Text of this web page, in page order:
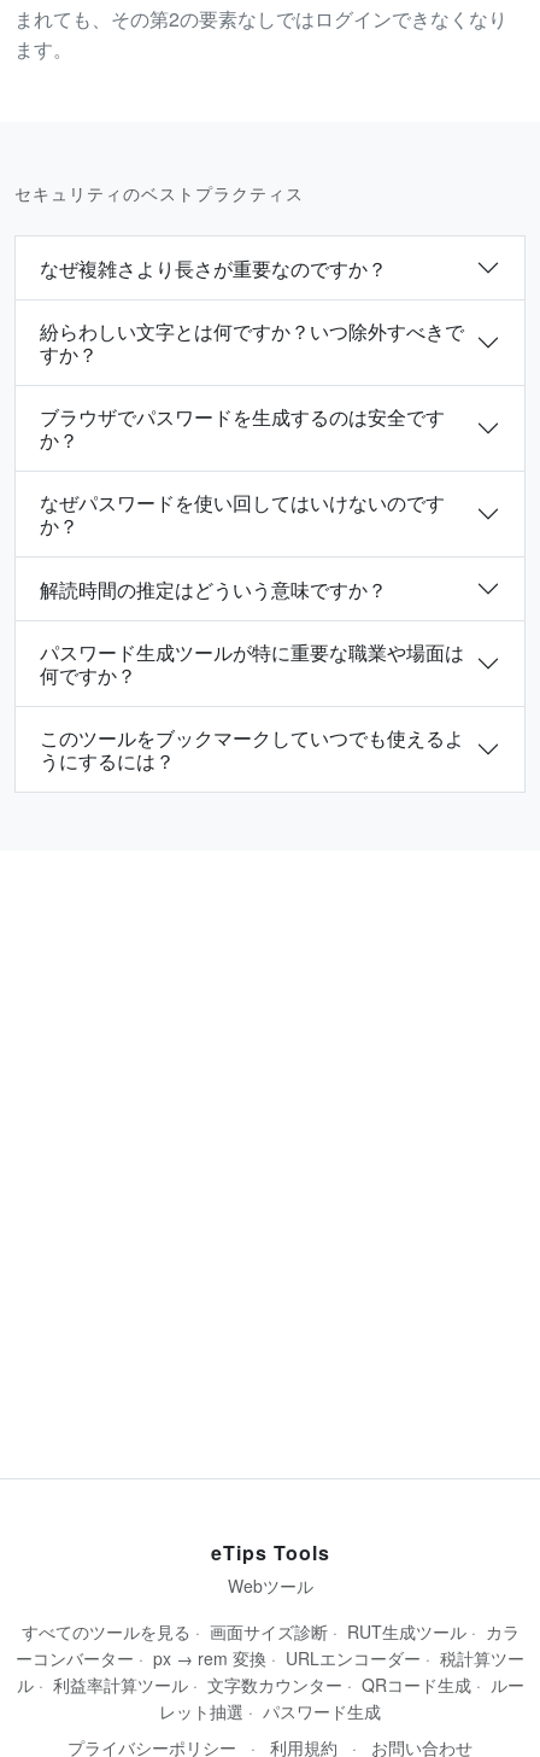
まれても、その第2の要素なしではログインできなくなり
ます。
セキュリティのベストプラクティス
なぜ複雑さより長さが重要なのですか？
紛らわしい文字とは何ですか？いつ除外すべきで
すか？
ブラウザでパスワードを生成するのは安全です
か？
なぜパスワードを使い回してはいけないのです
か？
解読時間の推定はどういう意味ですか？
パスワード生成ツールが特に重要な職業や場面は
何ですか？
このツールをブックマークしていつでも使えるよ
うにするには？
eTips Tools
Webツール
すべてのツールを見る · 画面サイズ診断 · RUT生成ツール · カラ
ーコンバーター · px → rem 変換 · URLエンコーダー · 税計算ツー
ル · 利益率計算ツール · 文字数カウンター · QRコード生成 · ルー
レット抽選 · パスワード生成
プライバシーポリシー
· 利用規約 · お問い合わせ